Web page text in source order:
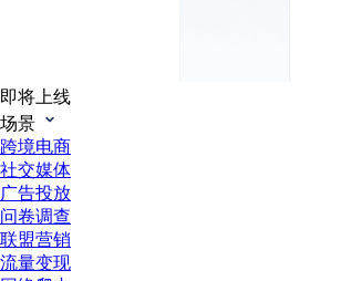
即将上线
场景
跨境电商
社交媒体
广告投放
问卷调查
联盟营销
流量变现